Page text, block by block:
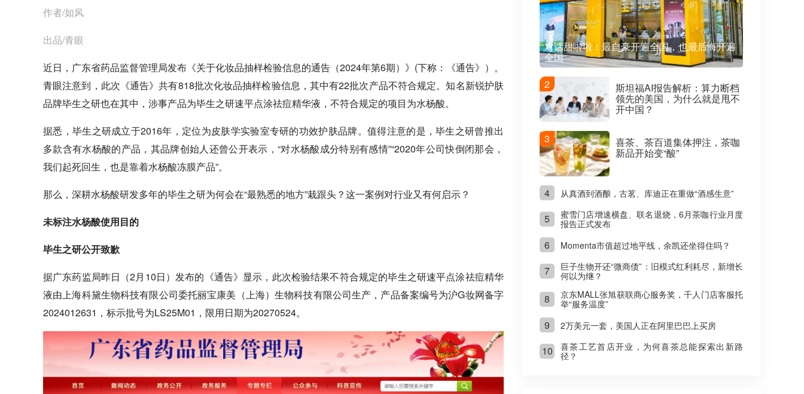
作者/如风
出品/青眼
近日，广东省药品监督管理局发布《关于化妆品抽样检验信息的通告（2024年第6期）》(下称：《通告》）。
青眼注意到，此次《通告》共有818批次化妆品抽样检验信息，其中有22批次产品不符合规定。知名新锐护肤
品牌毕生之研也在其中，涉事产品为毕生之研速平点涂祛痘精华液，不符合规定的项目为水杨酸。
据悉，毕生之研成立于2016年，定位为皮肤学实验室专研的功效护肤品牌。值得注意的是，毕生之研曾推出
多款含有水杨酸的产品，其品牌创始人还曾公开表示，“对水杨酸成分特别有感情”“2020年公司快倒闭那会，
我们起死回生，也是靠着水杨酸冻膜产品”。
那么，深耕水杨酸研发多年的毕生之研为何会在“最熟悉的地方”栽跟头？这一案例对行业又有何启示？
未标注水杨酸使用目的
毕生之研公开致歉
据广东药监局昨日（2月10日）发布的《通告》显示，此次检验结果不符合规定的毕生之研速平点涂祛痘精华
液由上海科黛生物科技有限公司委托丽宝康美（上海）生物科技有限公司生产，产品备案编号为沪G妆网备字
2024012631，标示批号为LS25M01，限用日期为20270524。
对话甜啦啦：最自豪开遍全国，也最后悔开遍
全国
斯坦福AI报告解析：算力断档
领先的美国，为什么就是甩不
开中国？
2
喜茶、茶百道集体押注，茶咖
新品开始变“酸”
3
4 从真酒到酒酿，古茗、库迪正在重做“酒感生意”
5
蜜雪门店增速横盘、联名退烧，6月茶咖行业月度
报告正式发布
6 Momenta市值超过地平线，余凯还坐得住吗？
7
巨子生物开还“微商债”：旧模式红利耗尽，新增长
何以为继？
8
京东MALL张旭获联商心服务奖，千人门店客服托
举“服务温度”
9 2万美元一套，美国人正在阿里巴巴上买房
10
喜茶工艺首店开业，为何喜茶总能探索出新路
径？